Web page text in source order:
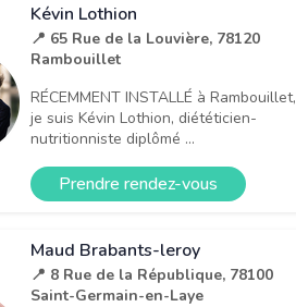
Kévin Lothion
📍 65 Rue de la Louvière, 78120
Rambouillet
RÉCEMMENT INSTALLÉ à Rambouillet,
je suis Kévin Lothion, diététicien-
nutritionniste diplômé ...
Prendre rendez-vous
Maud Brabants-leroy
📍 8 Rue de la République, 78100
Saint-Germain-en-Laye